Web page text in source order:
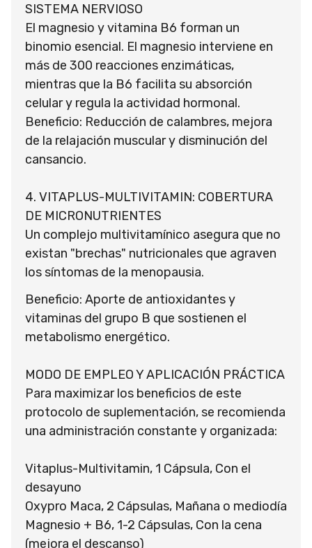
SISTEMA NERVIOSO
El magnesio y vitamina B6 forman un
binomio esencial. El magnesio interviene en
más de 300 reacciones enzimáticas,
mientras que la B6 facilita su absorción
celular y regula la actividad hormonal.
Beneficio: Reducción de calambres, mejora
de la relajación muscular y disminución del
cansancio.
4. VITAPLUS-MULTIVITAMIN: COBERTURA
DE MICRONUTRIENTES
Un complejo multivitamínico asegura que no
existan "brechas" nutricionales que agraven
los síntomas de la menopausia.
Beneficio: Aporte de antioxidantes y
vitaminas del grupo B que sostienen el
metabolismo energético.
MODO DE EMPLEO Y APLICACIÓN PRÁCTICA
Para maximizar los beneficios de este
protocolo de suplementación, se recomienda
una administración constante y organizada:
Vitaplus-Multivitamin, 1 Cápsula, Con el
desayuno
Oxypro Maca, 2 Cápsulas, Mañana o mediodía
Magnesio + B6, 1-2 Cápsulas, Con la cena
(mejora el descanso)